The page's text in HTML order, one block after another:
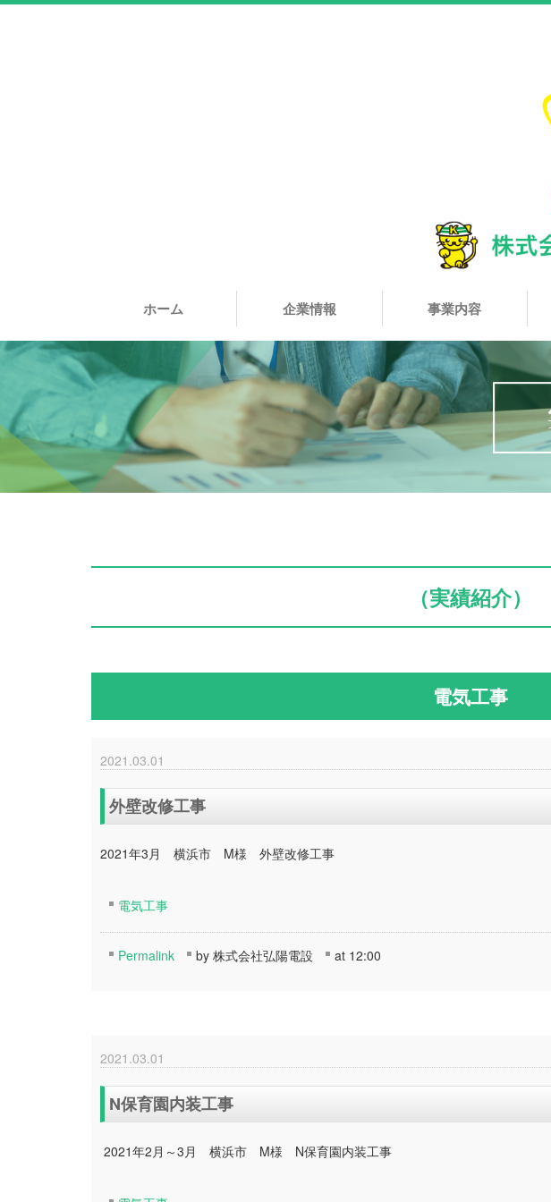
ホーム 企業情報 事業内容
（実績紹介）
電気工事
2021.03.01
外壁改修工事
2021年3月 横浜市 M様 外壁改修工事
電気工事
Permalink by 株式会社弘陽電設 at 12:00
2021.03.01
N保育園内装工事
2021年2月～3月 横浜市 M様 N保育園内装工事